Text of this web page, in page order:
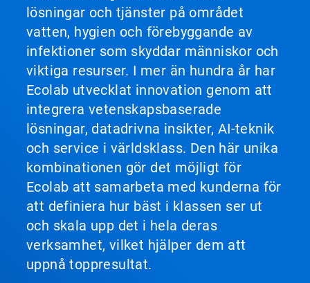
lösningar och tjänster på området
vatten, hygien och förebyggande av
infektioner som skyddar människor och
viktiga resurser. I mer än hundra år har
Ecolab utvecklat innovation genom att
integrera vetenskapsbaserade
lösningar, datadrivna insikter, AI-teknik
och service i världsklass. Den här unika
kombinationen gör det möjligt för
Ecolab att samarbeta med kunderna för
att definiera hur bäst i klassen ser ut
och skala upp det i hela deras
verksamhet, vilket hjälper dem att
uppnå toppresultat.